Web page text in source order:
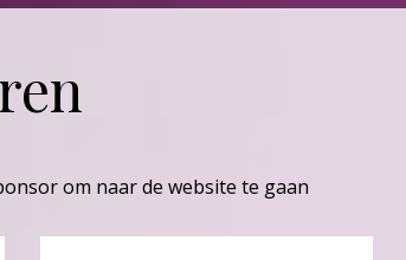
om naar de website te gaan